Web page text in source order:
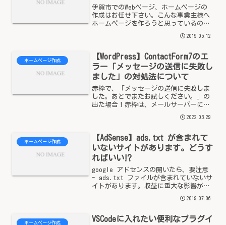
伊賀市でのWebページ、ホームページの
作成はお任せ下さい。こんな事業主様へ
ホームページを作ろうと思っているのだ
昔、ホームページを作ったきり、そのま
ブックやブログサ...
2019.05.12
ホームページ作成
【WordPress】ContactForm7のエ
ラー「メッセージの送信に失敗し
ました」の対処法について
赤枠で、「メッセージの送信に失敗しま
した。あとでまたお試しください。」の
出た場合！赤枠は、メールサーバーに問
とか試用期間で契約した時、試用期間の
しないそうなので、そちら...
2022.03.29
ホームページ作成
【AdSense】ads.txt が含まれて
いないサイトがあります。どうす
ればいい⁉
google アドセンスの開いたら、要注意
- ads.txt ファイルが含まれていないサ
イトがあります。収益に重大な影響が出
ださい。と表示されていたので、これっ
法をま...
2019.07.06
ホームページ作成
VSCodeに入れたい便利なプラグイ